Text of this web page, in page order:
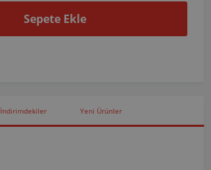
Sepete Ekle
İndirimdekiler Yeni Ürünler